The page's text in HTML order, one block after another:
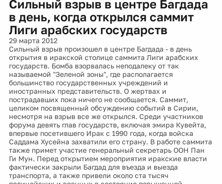
Сильный взрыв в центре Багдада
в день, когда открылся саммит
Лиги арабских государств
29 марта 2012
Сильный взрыв произошел в центре Багдада - в день
открытия в иракской столице саммита Лиги арабских
государств. Бомба взорвалась неподалеку от так
называемой "Зеленой зоны", где располагается
большинство государственных учреждений и
иностранных представительств. О жертвах и
пострадавших пока ничего не сообщается. Саммит,
целиком посвященный обсуждению событий в Сирии,
несмотря на взрыв все же открылся. Среди участников
форума девять глав государств, включая эмира Кувейта,
впервые посетившего Ирак с 1990 года, когда войска
Саддама Хусейна захватили его страну. В работе саммита
также примет участие генеральный секретарь ООН Пан
Ги Мун. Перед открытием мероприятия иракские власти
фактически закрыли Багдад для въезда и выезда
транспорта, а также привели около ста тысяч